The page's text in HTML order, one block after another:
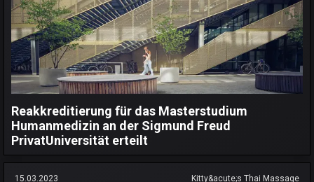
Reakkreditierung für das Masterstudium
Humanmedizin an der Sigmund Freud
PrivatUniversität erteilt
15.03.2023 Kitty&acute;s Thai Massage